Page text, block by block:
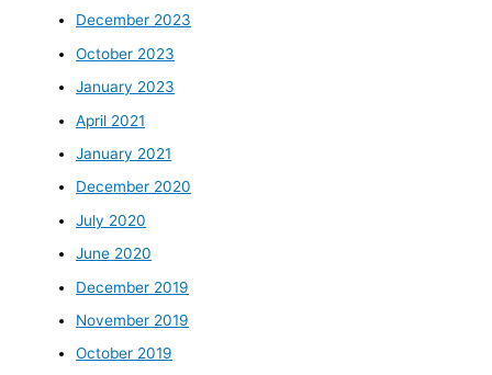
December 2023
October 2023
January 2023
April 2021
January 2021
December 2020
July 2020
June 2020
December 2019
November 2019
October 2019